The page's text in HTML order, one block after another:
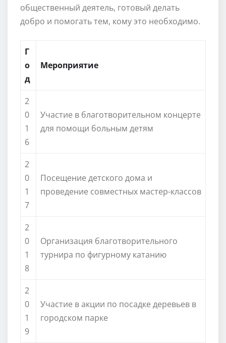
общественный деятель, готовый делать
добро и помогать тем, кому это необходимо.
Г
о
д
Мероприятие
2
0
1
6
Участие в благотворительном концерте
для помощи больным детям
2
0
1
7
Посещение детского дома и
проведение совместных мастер-классов
2
0
1
8
Организация благотворительного
турнира по фигурному катанию
2
0
1
9
Участие в акции по посадке деревьев в
городском парке